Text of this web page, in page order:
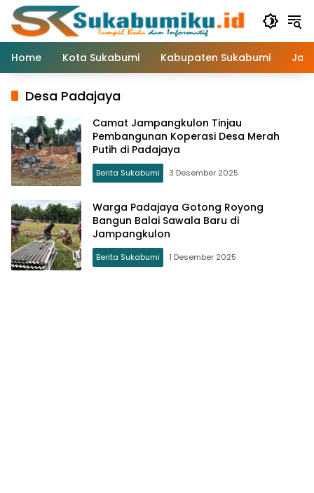
Langsung
konten
Home
Kota Sukabumi Kabupaten Sukabumi
Desa Padajaya
Camat Jampangkulon Tinjau
Pembangunan Koperasi Desa Merah
Putih di Padajaya
Berita Sukabumi 3 Desember 2025
Warga Padajaya Gotong Royong
Bangun Balai Sawala Baru di
Jampangkulon
Berita Sukabumi 1 Desember 2025